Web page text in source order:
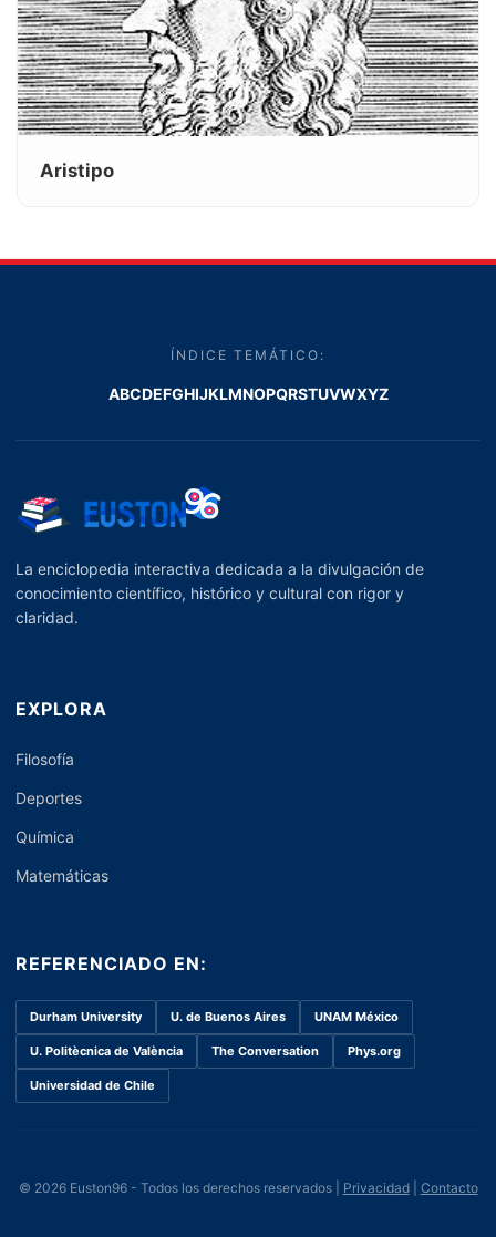
Aristipo
ÍNDICE TEMÁTICO:
ABCDEFGHIJKLMNOPQRSTUVWXYZ
La enciclopedia interactiva dedicada a la divulgación de
conocimiento científico, histórico y cultural con rigor y
claridad.
EXPLORA
Filosofía
Deportes
Química
Matemáticas
REFERENCIADO EN:
Durham University U. de Buenos Aires UNAM México
U. Politècnica de València The Conversation Phys.org
Universidad de Chile
© 2026 Euston96 - Todos los derechos reservados | Privacidad| Contacto